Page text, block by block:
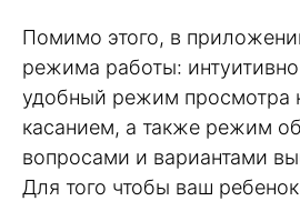
Помимо этого, в
режима работы:
удобный режим просмотра
касанием, а также режим
вопросами и вариантами
Для того чтобы ваш